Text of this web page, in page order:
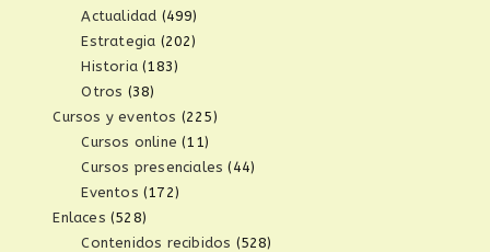
Actualidad (499)
Estrategia (202)
Historia (183)
Otros (38)
Cursos y eventos (225)
Cursos online (11)
Cursos presenciales (44)
Eventos (172)
Enlaces (528)
Contenidos recibidos (528)